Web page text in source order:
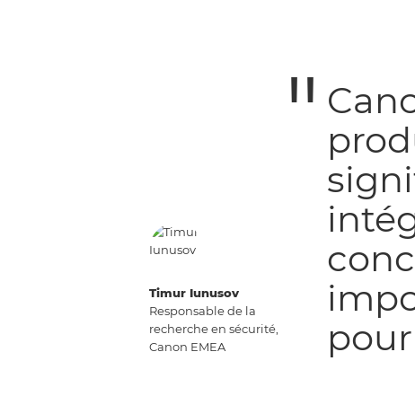
Timur Iunusov
Responsable de la
recherche en sécurité,
Canon EMEA